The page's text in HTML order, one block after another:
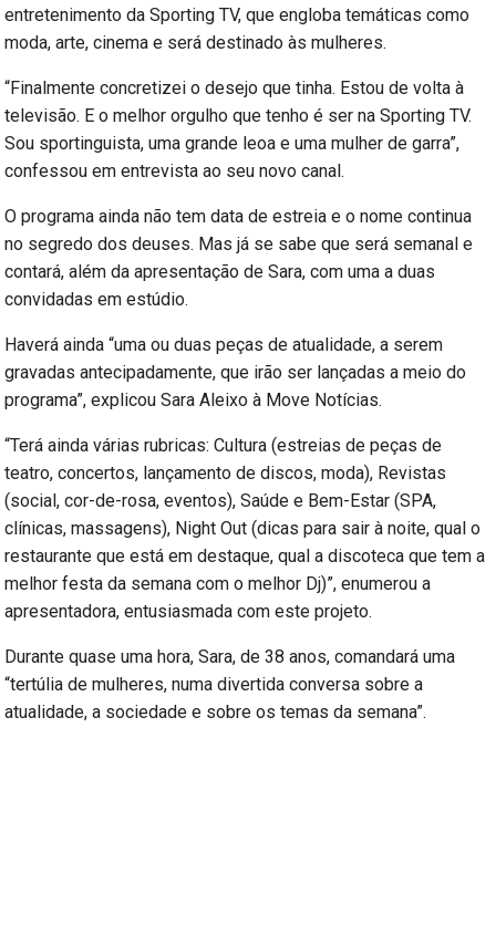
entretenimento da Sporting TV, que engloba temáticas como
moda, arte, cinema e será destinado às mulheres.
“Finalmente concretizei o desejo que tinha. Estou de volta à
televisão. E o melhor orgulho que tenho é ser na Sporting TV.
Sou sportinguista, uma grande leoa e uma mulher de garra”,
confessou em entrevista ao seu novo canal.
O programa ainda não tem data de estreia e o nome continua
no segredo dos deuses. Mas já se sabe que será semanal e
contará, além da apresentação de Sara, com uma a duas
convidadas em estúdio.
Haverá ainda “uma ou duas peças de atualidade, a serem
gravadas antecipadamente, que irão ser lançadas a meio do
programa”, explicou Sara Aleixo à Move Notícias.
“Terá ainda várias rubricas: Cultura (estreias de peças de
teatro, concertos, lançamento de discos, moda), Revistas
(social, cor-de-rosa, eventos), Saúde e Bem-Estar (SPA,
clínicas, massagens), Night Out (dicas para sair à noite, qual o
restaurante que está em destaque, qual a discoteca que tem a
melhor festa da semana com o melhor Dj)”, enumerou a
apresentadora, entusiasmada com este projeto.
Durante quase uma hora, Sara, de 38 anos, comandará uma
“tertúlia de mulheres, numa divertida conversa sobre a
atualidade, a sociedade e sobre os temas da semana”.